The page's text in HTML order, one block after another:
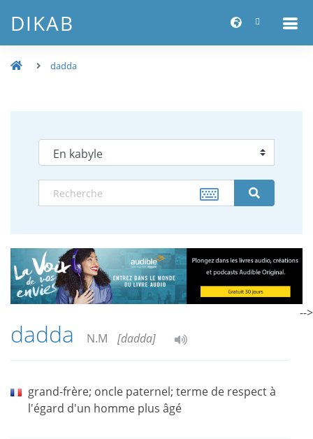
DIKAB
dadda
dadda N.M [dadda]
grand-frère; oncle paternel; terme de respect à
l'égard d'un homme plus âgé
-->